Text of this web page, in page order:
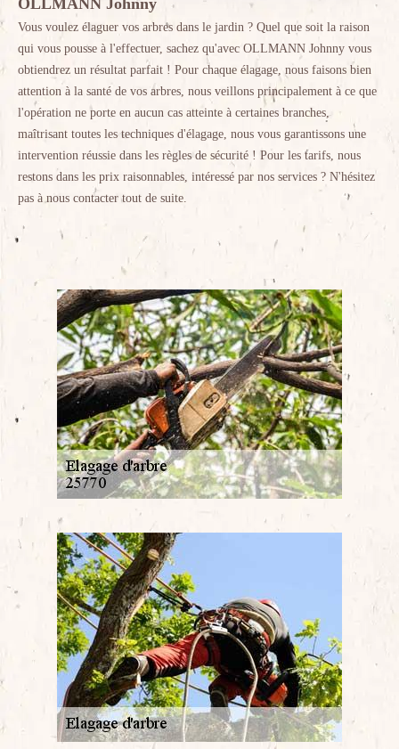
OLLMANN Johnny
Vous voulez élaguer vos arbres dans le jardin ? Quel que soit la raison
qui vous pousse à l'effectuer, sachez qu'avec OLLMANN Johnny vous
obtiendrez un résultat parfait ! Pour chaque élagage, nous faisons bien
attention à la santé de vos arbres, nous veillons principalement à ce que
l'opération ne porte en aucun cas atteinte à certaines branches,
maîtrisant toutes les techniques d'élagage, nous vous garantissons une
intervention réussie dans les règles de sécurité ! Pour les tarifs, nous
restons dans les prix raisonnables, intéressé par nos services ? N'hésitez
pas à nous contacter tout de suite.